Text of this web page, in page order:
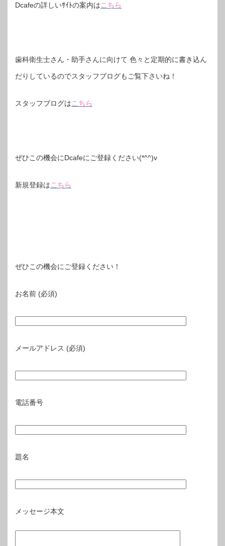
Dcafeの詳しいｻｲﾄの案内はこちら
歯科衛生士さん・助手さんに向けて 色々と定期的に書き込ん
だりしているのでスタッフブログもご覧下さいね！
スタッフブログはこちら
ぜひこの機会にDcafeにご登録ください(*^^)v
新規登録はこちら
ぜひこの機会にご登録ください！
お名前 (必須)
メールアドレス (必須)
電話番号
題名
メッセージ本文